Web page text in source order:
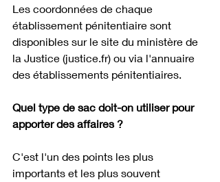
Les coordonnées de chaque
établissement pénitentiaire sont
disponibles sur le site du ministère de
la Justice (justice.fr) ou via l'annuaire
des établissements pénitentiaires.
Quel type de sac doit-on utiliser pour
apporter des affaires ?
C'est l'un des points les plus
importants et les plus souvent